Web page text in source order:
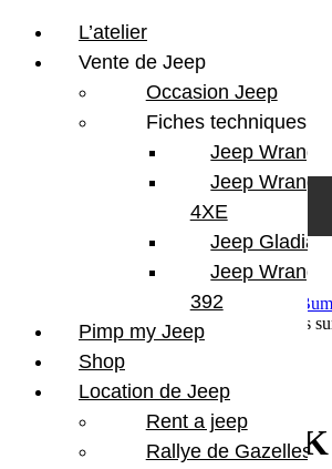
Par Martial BumperOffroad
JeepVoyage Commentaires fermés
Tente de toit Jeep JK Jkamper
Tente de toit Jeep
L’atelier
Vente de Jeep
Occasion Jeep
Fiches techniques
Jeep
Jeep
4XE
Jeep
Jeep
392
Pimp my Jeep
Shop
Location de Jeep
Rent a jeep
Rallye de Gazelles